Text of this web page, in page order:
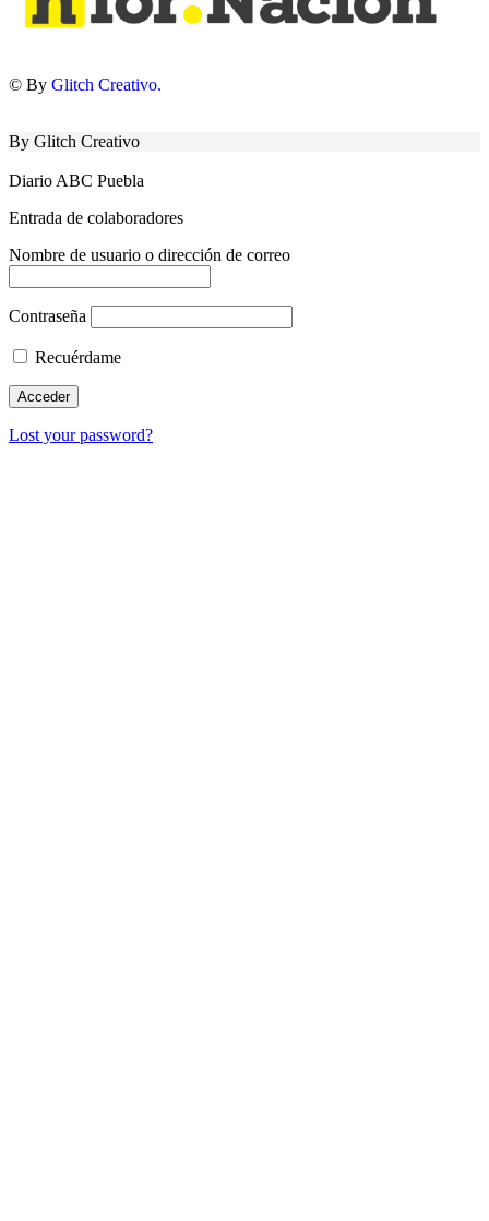
© By Glitch Creativo.
By Glitch Creativo
Diario ABC Puebla
Entrada de colaboradores
Nombre de usuario o dirección de correo
Contraseña
Recuérdame
Lost your password?